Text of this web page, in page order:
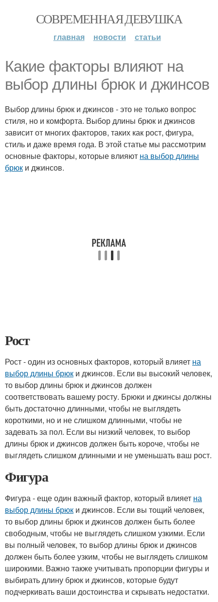
СОВРЕМЕННАЯ ДЕВУШКА
главная новости статьи
Какие факторы влияют на
выбор длины брюк и джинсов
Выбор длины брюк и джинсов - это не только вопрос
стиля, но и комфорта. Выбор длины брюк и джинсов
зависит от многих факторов, таких как рост, фигура,
стиль и даже время года. В этой статье мы рассмотрим
основные факторы, которые влияют на выбор длины
брюк и джинсов.
Рост
Рост - один из основных факторов, который влияет на
выбор длины брюк и джинсов. Если вы высокий человек,
то выбор длины брюк и джинсов должен
соответствовать вашему росту. Брюки и джинсы должны
быть достаточно длинными, чтобы не выглядеть
короткими, но и не слишком длинными, чтобы не
задевать за пол. Если вы низкий человек, то выбор
длины брюк и джинсов должен быть короче, чтобы не
выглядеть слишком длинными и не уменьшать ваш рост.
Фигура
Фигура - еще один важный фактор, который влияет на
выбор длины брюк и джинсов. Если вы тощий человек,
то выбор длины брюк и джинсов должен быть более
свободным, чтобы не выглядеть слишком узкими. Если
вы полный человек, то выбор длины брюк и джинсов
должен быть более узким, чтобы не выглядеть слишком
широкими. Важно также учитывать пропорции фигуры и
выбирать длину брюк и джинсов, которые будут
подчеркивать ваши достоинства и скрывать недостатки.